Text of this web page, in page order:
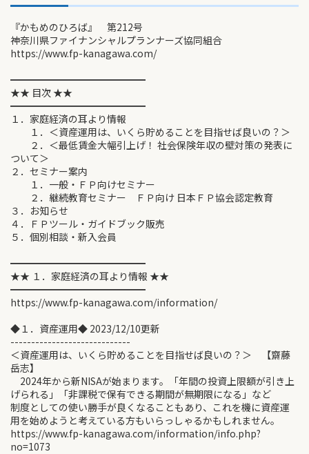
『かもめのひろば』 第212号
神奈川県ファイナンシャルプランナーズ協同組合
https://www.fp-kanagawa.com/
━━━━━━━━━━━━━━
★★ 目次 ★★
━━━━━━━━━━━━━━
１．家庭経済の耳より情報
１．＜資産運用は、いくら貯めることを目指せば良いの？＞
２．＜最低賃金大幅引上げ！ 社会保険年収の壁対策の発表に
ついて＞
２．セミナー案内
１．一般・ＦＰ向けセミナー
２．継続教育セミナー ＦＰ向け 日本ＦＰ協会認定教育
３．お知らせ
４．ＦＰツール・ガイドブック販売
５．個別相談・新入会員
━━━━━━━━━━━━━━
★★ １．家庭経済の耳より情報 ★★
━━━━━━━━━━━━━━
https://www.fp-kanagawa.com/information/
◆１．資産運用◆ 2023/12/10更新
-----------------------------
＜資産運用は、いくら貯めることを目指せば良いの？＞ 【齋藤
岳志】
2024年から新NISAが始まります。「年間の投資上限額が引き上
げられる」「非課税で保有できる期間が無期限になる」など
制度としての使い勝手が良くなることもあり、これを機に資産運
用を始めようと考えている方もいらっしゃるかもしれません。
https://www.fp-kanagawa.com/information/info.php?
no=1073